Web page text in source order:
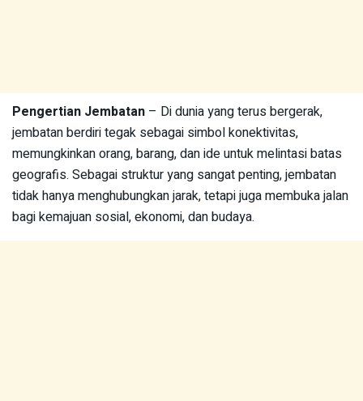
Pengertian Jembatan – Di dunia yang terus bergerak,
jembatan berdiri tegak sebagai simbol konektivitas,
memungkinkan orang, barang, dan ide untuk melintasi batas
geografis. Sebagai struktur yang sangat penting, jembatan
tidak hanya menghubungkan jarak, tetapi juga membuka jalan
bagi kemajuan sosial, ekonomi, dan budaya.